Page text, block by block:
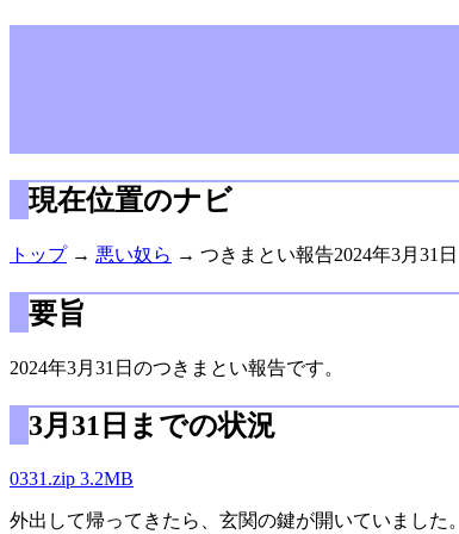
現在位置のナビ
トップ→ 悪い奴ら → つきまとい報告2024年3月31日
要旨
2024年3月31日のつきまとい報告です。
3月31日までの状況
0331.zip 3.2MB
外出して帰ってきたら、玄関の鍵が開いていました。